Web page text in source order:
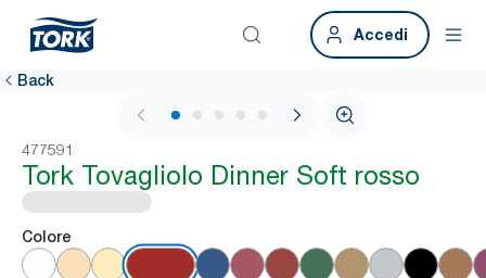
Accedi
Back
1 / 6
477591
Tork Tovagliolo Dinner Soft rosso
Colore